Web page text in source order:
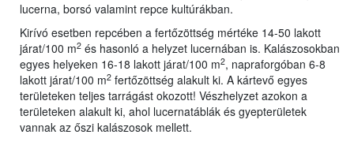
lucerna, borsó valamint repce kultúrákban.
Kirívó esetben repcében a fertőzöttség mértéke 14-50 lakott
járat/100 m2 és hasonló a helyzet lucernában is. Kalászosokban
egyes helyeken 16-18 lakott járat/100 m2, napraforgóban 6-8
lakott járat/100 m2 fertőzöttség alakult ki. A kártevő egyes
területeken teljes tarrágást okozott! Vészhelyzet azokon a
területeken alakult ki, ahol lucernatáblák és gyepterületek
vannak az őszi kalászosok mellett.